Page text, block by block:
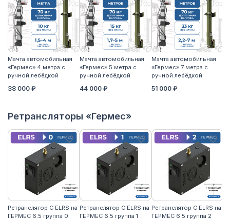
Мачта автомобильная
«Гермес» 4 метра с
ручной лебёдкой
38 000 ₽
Мачта автомобильная
«Гермес» 5 метра с
ручной лебёдкой
44 000 ₽
Мачта автомобильная
«Гермес» 7 метра с
ручной лебёдкой
51 000 ₽
Ретрансляторы «Гермес»
Ретранслятор С ELRS на
ГЕРМЕС 6.5 группа 0
Ретранслятор С ELRS на
ГЕРМЕС 6.5 группа 1
Ретранслятор С ELRS на
ГЕРМЕС 6.5 группа 2